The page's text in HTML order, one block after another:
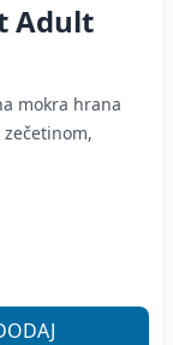
Adult
mokra hrana